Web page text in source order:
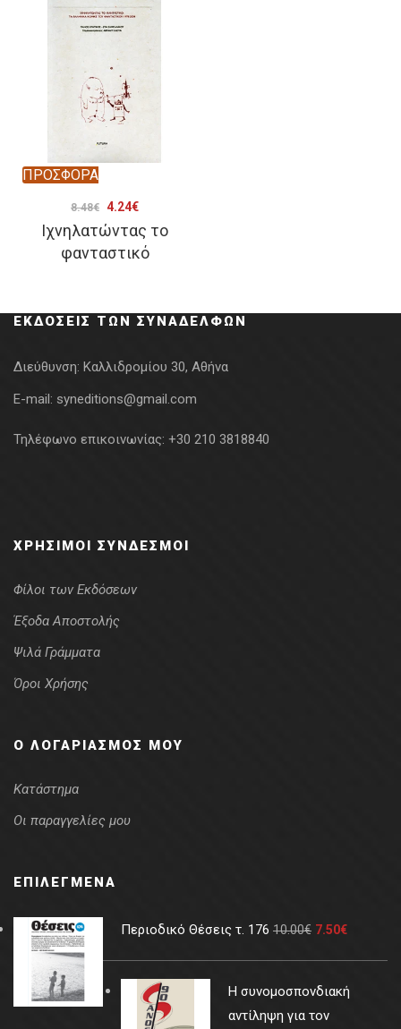
ΠΡΟΣΦΟΡΑ
Ιχνηλατώντας το
φανταστικό
8.48€ Original
price
was:
4.24€Η
τρέχουσα
τιμή
ΕΚΔΌΣΕΙΣ ΤΩΝ ΣΥΝΑΔΈΛΦΩΝ
Διεύθυνση: Καλλιδρομίου 30, Αθήνα
E-mail: syneditions@gmail.com
Τηλέφωνο επικοινωνίας: +30 210 3818840
ΧΡΉΣΙΜΟΙ ΣΎΝΔΕΣΜΟΙ
Φίλοι των Εκδόσεων
Έξοδα Αποστολής
Ψιλά Γράμματα
Όροι Χρήσης
Ο ΛΟΓΑΡΙΑΣΜΌΣ ΜΟΥ
Κατάστημα
Οι παραγγελίες μου
ΕΠΙΛΕΓΜΈΝΑ
Περιοδικό Θέσεις τ. 176 10.00€ 7.50€
Η συνομοσπονδιακή
αντίληψη για τον